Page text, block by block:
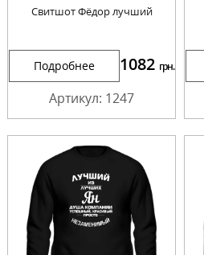
Свитшот Фёдор лучший
Подробнее 1082 грн.
Артикул: 1247